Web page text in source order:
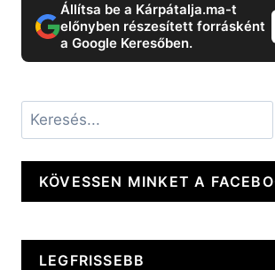
Állítsa be a Kárpátalja.ma-t
előnyben részesített forrásként
a Google Keresőben.
Keresés
KÖVESSEN MINKET A
LEGFRISSEBB